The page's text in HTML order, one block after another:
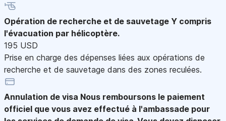
Opération de recherche et de sauvetage Y compris
l'évacuation par hélicoptère.
195 USD
Prise en charge des dépenses liées aux opérations de
recherche et de sauvetage dans des zones reculées.
Annulation de visa Nous remboursons le paiement
officiel que vous avez effectué à l'ambassade pour